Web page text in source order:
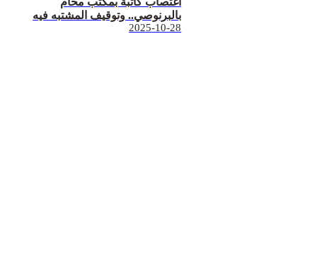
بالبرنوصي.. وتوقيف المشتبه فيه
2025-10-28